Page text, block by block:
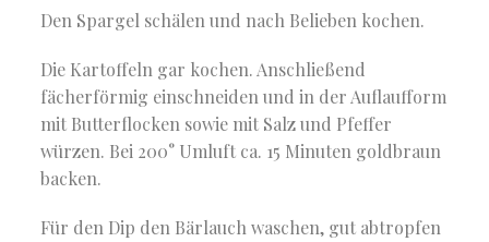
Den Spargel schälen und nach Belieben kochen.
Die Kartoffeln gar kochen. Anschließend
fächerförmig einschneiden und in der Auflaufform
mit Butterflocken sowie mit Salz und Pfeffer
würzen. Bei 200° Umluft ca. 15 Minuten goldbraun
backen.
Für den Dip den Bärlauch waschen, gut abtropfen